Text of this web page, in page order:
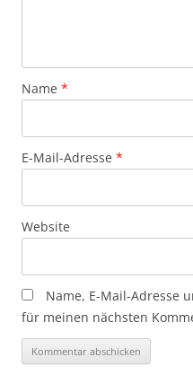
Name *
E-Mail-Adresse *
Website
Name, E-Mail-Adresse
für meinen nächsten